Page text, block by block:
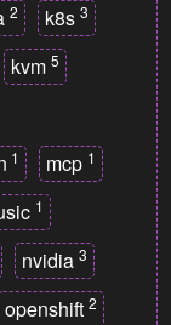
2 k8s 3
kvm 5
1 mcp 1
1
nvidia 3
openshift 2